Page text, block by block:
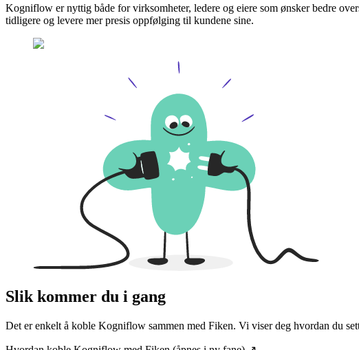
Kogniflow er nyttig både for virksomheter, ledere og eiere som ønsker bedre
tidligere og levere mer presis oppfølging til kundene sine.
Slik kommer du i gang
Det er enkelt å koble Kogniflow sammen med Fiken. Vi viser deg hvordan du